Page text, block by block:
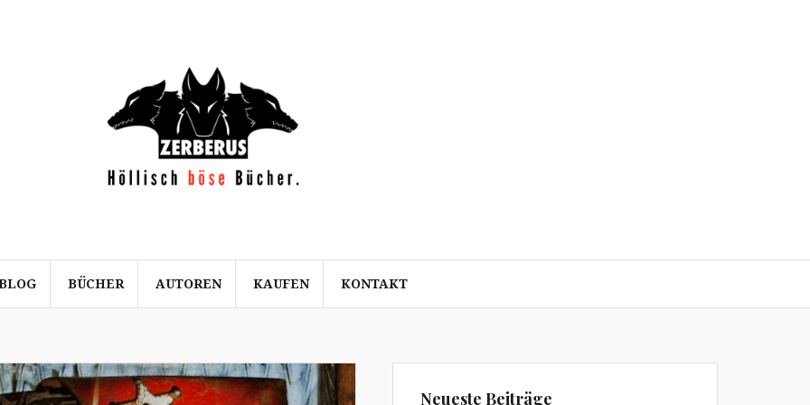
BÜCHER AUTOREN KAUFEN KONTAKT
Neueste Beiträge